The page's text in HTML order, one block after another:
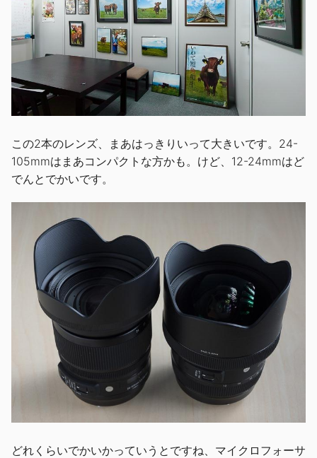
この2本のレンズ、まあはっきりいって大きいです。24-
105mmはまあコンパクトな方かも。けど、12-24mmはど
でんとでかいです。
どれくらいでかいかっていうとですね、マイクロフォーサ